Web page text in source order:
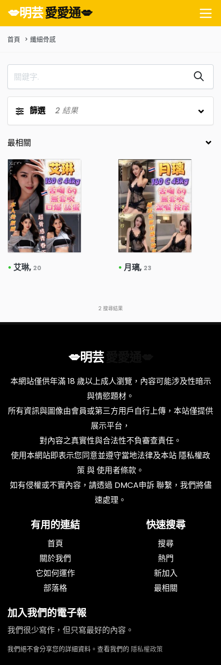
💋明芸愛愛通💋
首頁 纖細骨感
篩選 2 結果
• 艾琳, 20 • 月璃, 23
2 搜尋結果
💋明芸
本網站僅供年滿 18 歲以上成人瀏覽，內容可能涉及性暗示
與情慾題材。
所有資訊與圖像由會員或第三方用戶自行上傳，本站僅提供
展示平台，
對內容之真實性與合法性不負審查責任。
使用本網站即表示您同意並遵守當地法律及本站 隱私權政
策與使用者條款 。
如有侵權或不實內容，請透過 DMCA申訴聯繫，我們將儘
速處理。
有用的連結
首頁
關於我們
它如何運作
部落格
快速搜尋
搜尋
熱門
新加入
最相關
加入我們的電子報
我們很少寫作，但只寫最好的內容。
我們絕不會分享您的詳細資料。查看我們的 隱私權政策